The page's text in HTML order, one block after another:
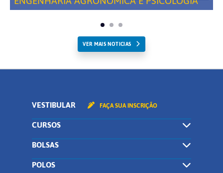
VER MAIS NOTICIAS
VESTIBULAR FAÇA SUA INSCRIÇÃO
CURSOS
BOLSAS
POLOS